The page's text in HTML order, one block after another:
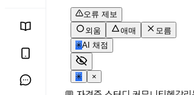
오류 제보
외움
애매
모름
✳AI 채점
✳ ×